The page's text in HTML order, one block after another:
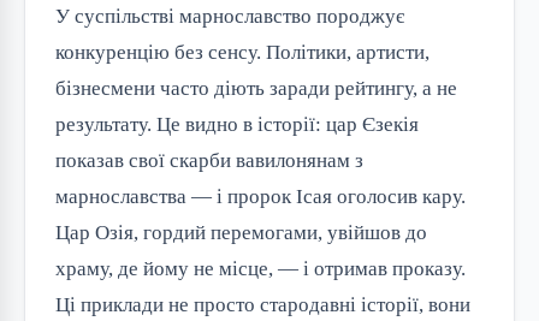
У суспільстві марнославство породжує
конкуренцію без сенсу. Політики, артисти,
бізнесмени часто діють заради рейтингу, а не
результату. Це видно в історії: цар Єзекія
показав свої скарби вавилонянам з
марнославства — і пророк Ісая оголосив кару.
Цар Озія, гордий перемогами, увійшов до
храму, де йому не місце, — і отримав проказу.
Ці приклади не просто стародавні історії, вони